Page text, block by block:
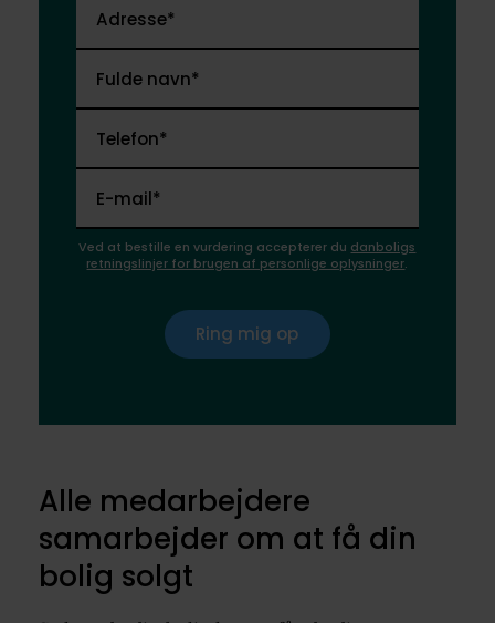
Adresse*
Fulde navn*
Telefon*
E-mail*
Ved at bestille en vurdering accepterer du danboligs
retningslinjer for brugen af personlige oplysninger.
Ring mig op
Alle medarbejdere
samarbejder om at få din
bolig solgt